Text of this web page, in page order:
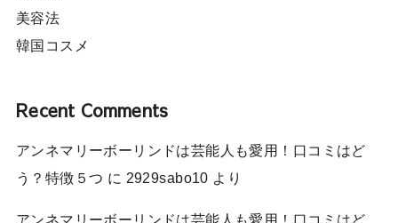
美容法
韓国コスメ
Recent Comments
アンネマリーボーリンドは芸能人も愛用！口コミはど
う？特徴５つ に 2929sabo10 より